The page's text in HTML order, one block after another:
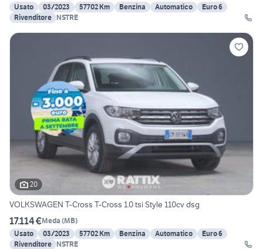
Usato 03/2023 57702 Km Benzina Automatico
Euro 6
Rivenditore NSTRE
20
VOLKSWAGEN T-Cross T-Cross 1.0 tsi Style 110cv dsg
17.114 €Meda (MB)
Usato
03/2023 57702 Km Benzina Automatico
Euro 6
Rivenditore NSTRE